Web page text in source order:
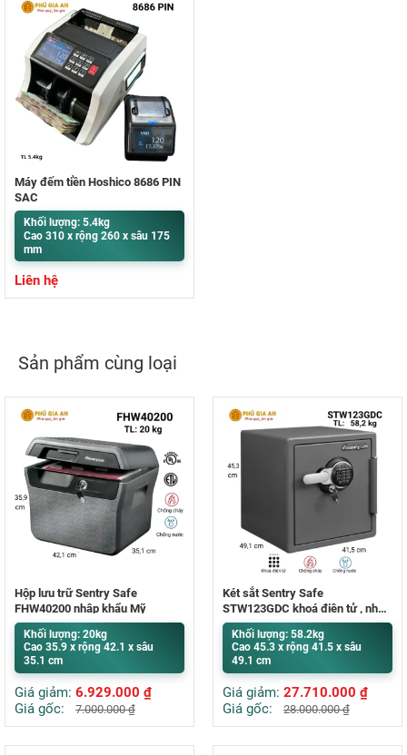
Máy đếm tiền Hoshico 8686 PIN
SẠC
Khối lượng: 5.4kg
Cao 310 x rộng 260 x sâu 175
mm
Liên hệ
Sản phẩm cùng loại
Hộp lưu trữ Sentry Safe
FHW40200 nhập khẩu Mỹ
Khối lượng: 20kg
Cao 35.9 x rộng 42.1 x sâu
35.1 cm
Giá giảm: 6.929.000 ₫
Giá gốc:
7.000.000₫
Két sắt Sentry Safe
STW123GDC khoá điện tử , nhập
khẩu Mỹ
Khối lượng: 58.2kg
Cao 45.3 x rộng 41.5 x sâu
49.1 cm
Giá giảm: 27.710.000 ₫
Giá gốc:
28.000.000₫